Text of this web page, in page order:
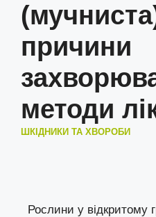
причини
методи
ШКІДНИКИ ТА ХВОРОБИ
Рослини у відкритому